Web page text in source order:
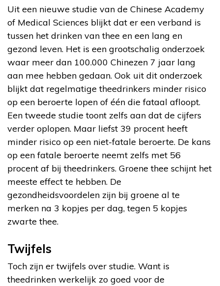
Uit een nieuwe studie van de Chinese Academy
of Medical Sciences blijkt dat er een verband is
tussen het drinken van thee en een lang en
gezond leven. Het is een grootschalig onderzoek
waar meer dan 100.000 Chinezen 7 jaar lang
aan mee hebben gedaan. Ook uit dit onderzoek
blijkt dat regelmatige theedrinkers minder risico
op een beroerte lopen of één die fataal afloopt.
Een tweede studie toont zelfs aan dat de cijfers
verder oplopen. Maar liefst 39 procent heeft
minder risico op een niet-fatale beroerte. De kans
op een fatale beroerte neemt zelfs met 56
procent af bij theedrinkers. Groene thee schijnt het
meeste effect te hebben. De
gezondheidsvoordelen zijn bij groene al te
merken na 3 kopjes per dag, tegen 5 kopjes
zwarte thee.
Twijfels
Toch zijn er twijfels over studie. Want is
theedrinken werkelijk zo goed voor de